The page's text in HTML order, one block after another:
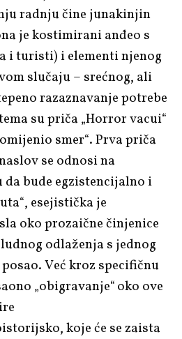
radnju čine junakinjin
je kostimirani anđeo s
i turisti) i elementi njenog
slučaju – srećnog, ali
razaznavanje potrebe
su priča „Horror vacui“
smer“. Prva priča
se odnosi na
bude egzistencijalno i
esejistička je
oko prozaične činjenice
odlaženja s jednog
Već kroz specifičnu
„obigravanje“oko ove
koje će se zaista